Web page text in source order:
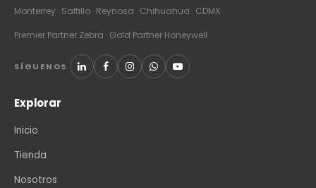
Monterrey · Saltillo · Reynosa · Chihuahua · CDMX
Premier Partner Zebra · Gold Partner Honeywell
SÍGUENOS
Explorar
Inicio
Tienda
Nosotros